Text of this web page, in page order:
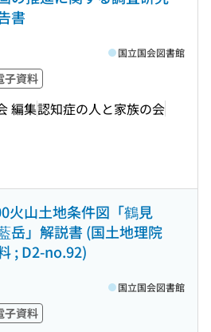
書
子資料
編集認知症の人と家族の会
国立国会図書館
火山土地条件図「鶴見
岳」解説書 (国土地理院
; D2-no.92)
子資料
国立国会図書館